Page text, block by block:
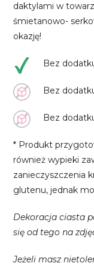
daktylami w
śmietanowo-
okazję!
Bez
Bez
Bez
* Produkt
również wypieki
zanieczyszczenia
glutenu, jednak
Dekoracja ciasta
się od tego na
Jeżeli masz